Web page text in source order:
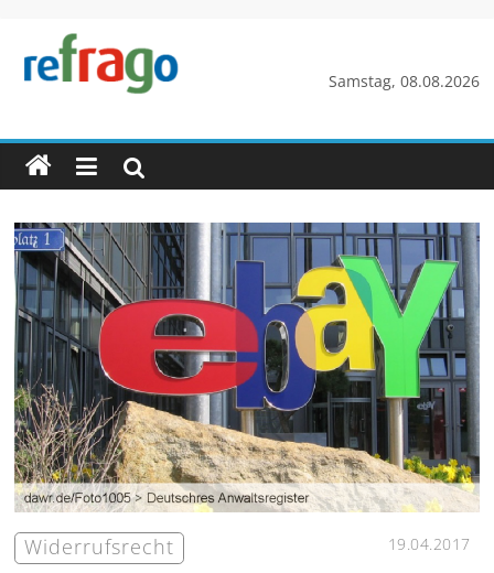
springen
Samstag, 08.08.2026
refrago
Rechtsfragen
online
verständlich
erklärt
–
kostenlos
Widerrufs­recht 19.04.2017